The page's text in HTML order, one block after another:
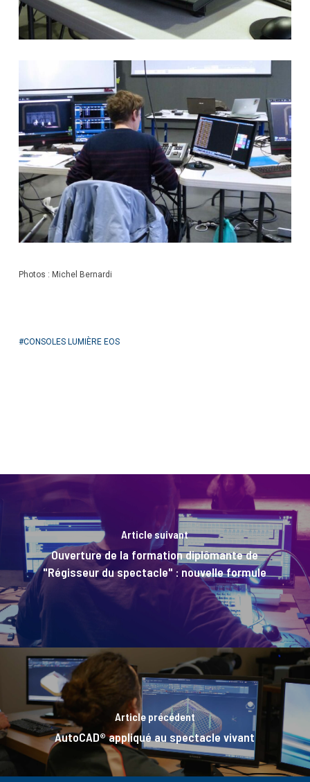
Photos : Michel Bernardi
CONSOLES LUMIÈRE EOS
Article suivant
Ouverture de la formation diplômante de
"Régisseur du spectacle" : nouvelle formule
Article précédent
AutoCAD® appliqué au spectacle vivant